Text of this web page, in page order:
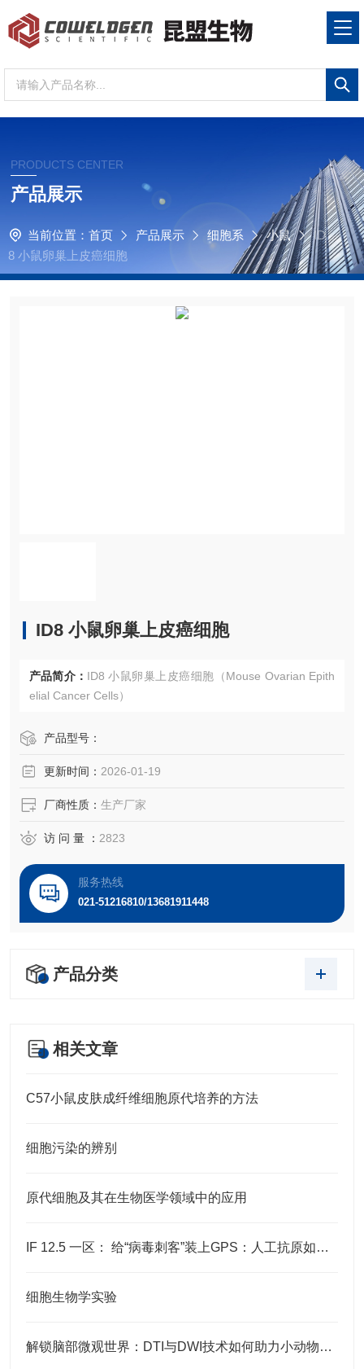
PRODUCTS CENTER
产品展示
当前位置： 首页 产品展示 细胞系 小鼠
ID
8 小鼠卵巢上皮癌细胞
ID8 小鼠卵巢上皮癌细胞
产品简介： ID8 小鼠卵巢上皮癌细胞（Mouse Ovarian Epith
elial Cancer Cells）
产品型号：
更新时间： 2026-01-19
厂商性质： 生产厂家
访 问 量 ： 2823
服务热线
021-51216810/13681911448
产品分类
相关文章
C57小鼠皮肤成纤维细胞原代培养的方法
细胞污染的辨别
原代细胞及其在生物医学领域中的应用
IF 12.5 一区： 给“病毒刺客”装上GPS：人工抗原如何照亮噬菌体
细胞生物学实验
解锁脑部微观世界：DTI与DWI技术如何助力小动物神经科学研究 ​